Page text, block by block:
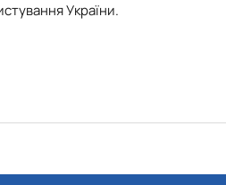
України.